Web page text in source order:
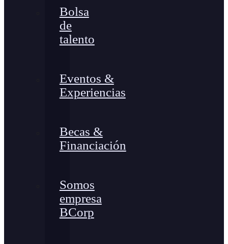
Bolsa
de
talento
Eventos &
Experiencias
Becas &
Financiación
Somos
empresa
BCorp